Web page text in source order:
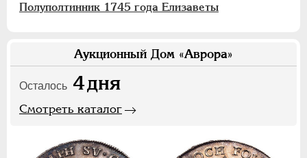
Полуполтинник 1745 года Елизаветы
Аукционный Дом «Аврора»
Осталось 4дня
Смотреть каталог